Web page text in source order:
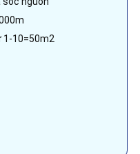
10=50m2